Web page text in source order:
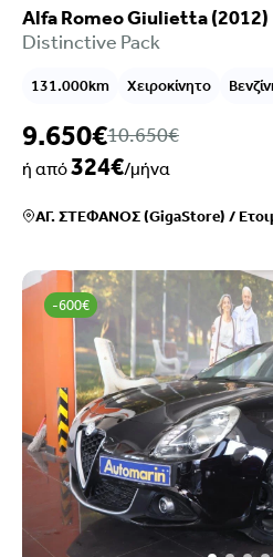
Alfa Romeo Giulietta (2012)
Distinctive Pack
131.000km Χειροκίνητο
9.650€10.650€
ή από324€/μήνα
ΑΓ. ΣΤΕΦΑΝΟΣ (GigaStore) /
-600€
Κυβικά
Ιπποδύναμη
Μετάδοση
Euroclass
Ρύποι
Καθίσματα
Κατάστημα